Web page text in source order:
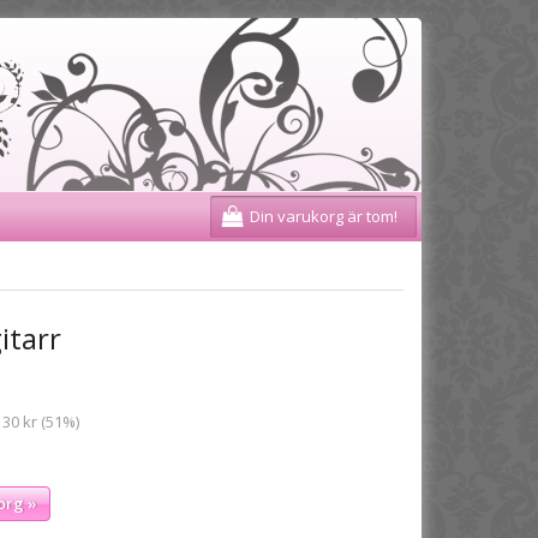
Din varukorg är tom!
kr (51%)
»